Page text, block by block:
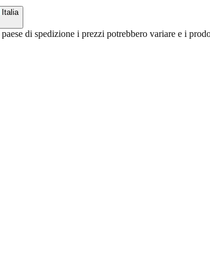
Italia
di spedizione i prezzi potrebbero variare e i